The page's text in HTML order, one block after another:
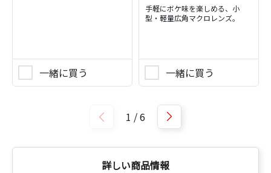
一緒に買う
手軽にボケ味を楽しめる、小
型・軽量広角マクロレンズ。
一緒に買う
1 /6
詳しい商品情報